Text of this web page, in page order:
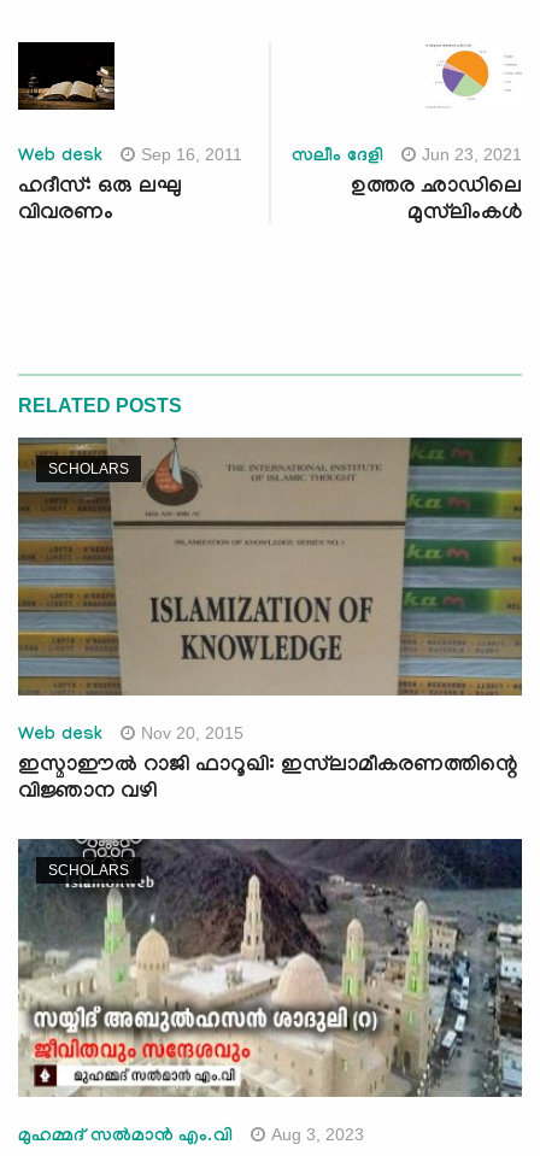
Web desk Sep 16, 2011
ഹദീസ്: ഒരു ലഘു
വിവരണം
സലീം ദേളി Jun 23, 2021
ഉത്തര ഛാഡിലെ
മുസ്‌ലിംകള്‍
RELATED POSTS
SCHOLARS
Web desk Nov 20, 2015
ഇസ്മാഈല്‍ റാജി ഫാറൂഖി: ഇസ്‌ലാമീകരണത്തിന്റെ
വിജ്ഞാന വഴി
SCHOLARS
മുഹമ്മദ് സല്‍മാന്‍ എം.വി Aug 3, 2023